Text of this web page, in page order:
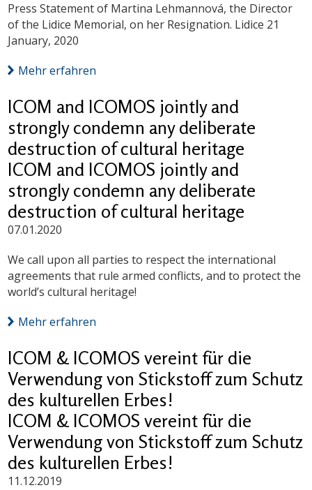
Press Statement of Martina Lehmannová, the Director
of the Lidice Memorial, on her Resignation. Lidice 21
January, 2020
Mehr erfahren
ICOM and ICOMOS jointly and
strongly condemn any deliberate
destruction of cultural heritage
ICOM and ICOMOS jointly and
strongly condemn any deliberate
destruction of cultural heritage
07.01.2020
We call upon all parties to respect the international
agreements that rule armed conflicts, and to protect the
world’s cultural heritage!
Mehr erfahren
ICOM & ICOMOS vereint für die
Verwendung von Stickstoff zum Schutz
des kulturellen Erbes!
ICOM & ICOMOS vereint für die
Verwendung von Stickstoff zum Schutz
des kulturellen Erbes!
11.12.2019